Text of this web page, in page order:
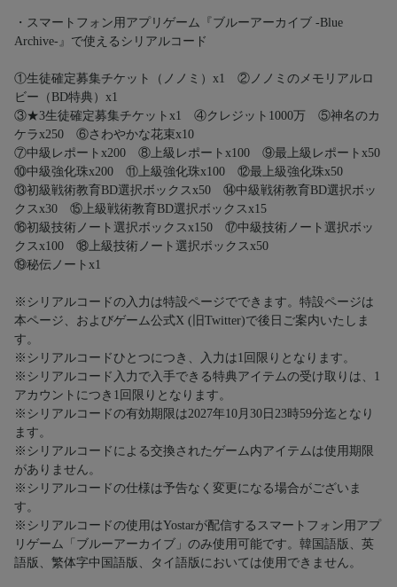
・スマートフォン用アプリゲーム『ブルーアーカイブ -Blue
Archive-』で使えるシリアルコード
①生徒確定募集チケット（ノノミ）x1 ②ノノミのメモリアルロ
ビー（BD特典）x1
③★3生徒確定募集チケットx1 ④クレジット1000万 ⑤神名のカ
ケラx250 ⑥さわやかな花束x10
⑦中級レポートx200 ⑧上級レポートx100 ⑨最上級レポートx50
⑩中級強化珠x200 ⑪上級強化珠x100 ⑫最上級強化珠x50
⑬初級戦術教育BD選択ボックスx50 ⑭中級戦術教育BD選択ボッ
クスx30 ⑮上級戦術教育BD選択ボックスx15
⑯初級技術ノート選択ボックスx150 ⑰中級技術ノート選択ボッ
クスx100 ⑱上級技術ノート選択ボックスx50
⑲秘伝ノートx1
※シリアルコードの入力は特設ページでできます。特設ページは
本ページ、およびゲーム公式X (旧Twitter)で後日ご案内いたしま
す。
※シリアルコードひとつにつき、入力は1回限りとなります。
※シリアルコード入力で入手できる特典アイテムの受け取りは、1
アカウントにつき1回限りとなります。
※シリアルコードの有効期限は2027年10月30日23時59分迄となり
ます。
※シリアルコードによる交換されたゲーム内アイテムは使用期限
がありません。
※シリアルコードの仕様は予告なく変更になる場合がございま
す。
※シリアルコードの使用はYostarが配信するスマートフォン用アプ
リゲーム「ブルーアーカイブ」のみ使用可能です。韓国語版、英
語版、繁体字中国語版、タイ語版においては使用できません。